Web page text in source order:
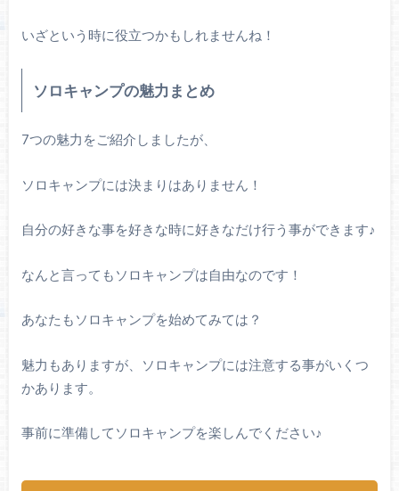
いざという時に役立つかもしれませんね！
ソロキャンプの魅力まとめ
7つの魅力をご紹介しましたが、
ソロキャンプには決まりはありません！
自分の好きな事を好きな時に好きなだけ行う事ができます♪
なんと言ってもソロキャンプは自由なのです！
あなたもソロキャンプを始めてみては？
魅力もありますが、ソロキャンプには注意する事がいくつ
かあります。
事前に準備してソロキャンプを楽しんでください♪